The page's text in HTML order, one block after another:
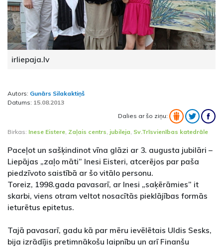
irliepaja.lv
Autors: Gunārs Silakaktiņš
Datums: 15.08.2013
Dalies ar šo ziņu:
Birkas: Inese Eistere Zaļais centrs jubileja Sv.Trīsvienības katedrāle
Paceļot un sašķindinot vīna glāzi ar 3. augusta jubilāri –
Liepājas „zaļo māti” Inesi Eisteri, atcerējos par paša
piedzīvoto saistībā ar šo vitālo personu.
Toreiz, 1998.gada pavasarī, ar Inesi „saķērāmies” it
skarbi, viens otram veltot nosacītās pieklājības formās
ieturētus epitetus.
Tajā pavasarī, gadu kā par mēru ievēlētais Uldis Sesks,
bija izrādījis pretimnākošu laipnību un arī Finanšu